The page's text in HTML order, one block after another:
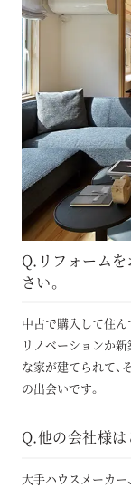
Q.リフォーム
さい。
中古で購入して住
リノベーションか
な家が建てられて、
の出会いです。
Q.他の会社様
大手ハウスメーカー